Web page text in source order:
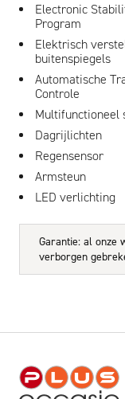
Electronic
Program
Elektrisch
buitenspiegels
Automatische
Controle
Multifunctioneel
Dagrijlichten
Regensensor
Armsteun
LED verlichting
Garantie: al onze
verborgen